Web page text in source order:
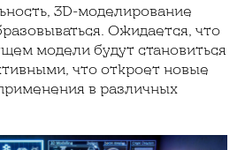
3D-моделирование
Ожидается, что
модели будут становиться
что откроет новые
в различных